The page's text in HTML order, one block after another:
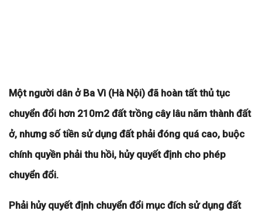
Một người dân ở Ba Vì (Hà Nội) đã hoàn tất thủ tục
chuyển đổi hơn 210m2 đất trồng cây lâu năm thành đất
ở, nhưng số tiền sử dụng đất phải đóng quá cao, buộc
chính quyền phải thu hồi, hủy quyết định cho phép
chuyển đổi.
Phải hủy quyết định chuyển đổi mục đích sử dụng đất